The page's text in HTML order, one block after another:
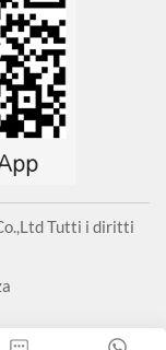
Tutti i diritti